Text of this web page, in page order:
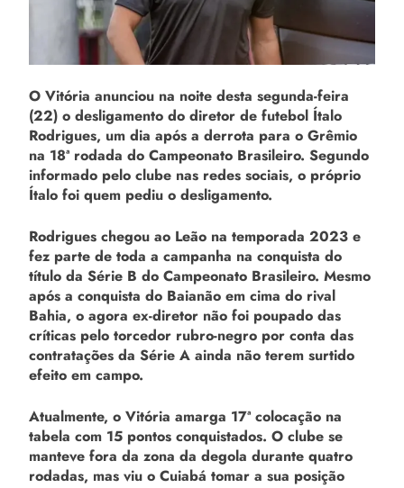
O Vitória anunciou na noite desta segunda-feira
(22) o desligamento do diretor de futebol Ítalo
Rodrigues, um dia após a derrota para o Grêmio
na 18ª rodada do Campeonato Brasileiro. Segundo
informado pelo clube nas redes sociais, o próprio
Ítalo foi quem pediu o desligamento.
Rodrigues chegou ao Leão na temporada 2023 e
fez parte de toda a campanha na conquista do
título da Série B do Campeonato Brasileiro. Mesmo
após a conquista do Baianão em cima do rival
Bahia, o agora ex-diretor não foi poupado das
críticas pelo torcedor rubro-negro por conta das
contratações da Série A ainda não terem surtido
efeito em campo.
Atualmente, o Vitória amarga 17ª colocação na
tabela com 15 pontos conquistados. O clube se
manteve fora da zona da degola durante quatro
rodadas, mas viu o Cuiabá tomar a sua posição